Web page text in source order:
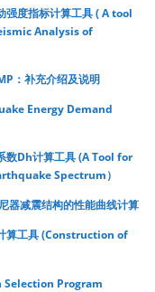
度指标计算工具 ( A tool
Analysis of
：补充介绍及说明
Energy Demand
数Dh计算工具 (A Tool for
Spectrum）
器减震结构的性能曲线计算
算工具 (Construction of
Selection Program